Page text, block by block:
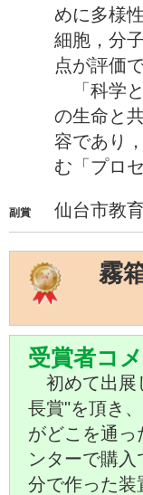
めに多様
細胞，分
点が評価
「科学と
の生命と
容であり
む「プロ
副賞 仙台市教
霧
受賞者コ
初めて出展
長賞"を頂き
がどこを通
ンターで購
分で作った装